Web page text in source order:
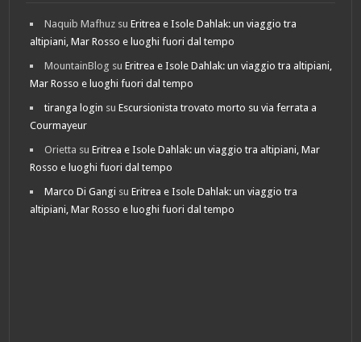
Naquib Mafhuz suEritrea e Isole Dahlak: un viaggio tra
altipiani, Mar Rosso e luoghi fuori dal tempo
MountainBlog suEritrea e Isole Dahlak: un viaggio tra altipiani,
Mar Rosso e luoghi fuori dal tempo
tiranga login suEscursionista trovato morto su via ferrata a
Courmayeur
Orietta suEritrea e Isole Dahlak: un viaggio tra altipiani, Mar
Rosso e luoghi fuori dal tempo
Marco Di Gangi suEritrea e Isole Dahlak: un viaggio tra
altipiani, Mar Rosso e luoghi fuori dal tempo